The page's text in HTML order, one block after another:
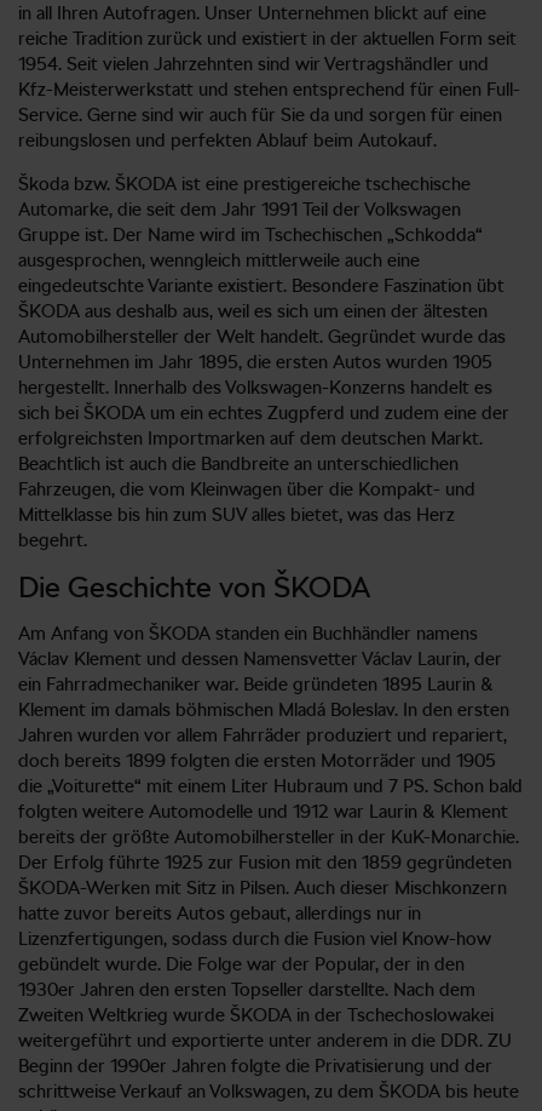
in all Ihren Autofragen. Unser Unternehmen blickt auf eine
reiche Tradition zurück und existiert in der aktuellen Form seit
1954. Seit vielen Jahrzehnten sind wir Vertragshändler und
Kfz-Meisterwerkstatt und stehen entsprechend für einen Full-
Service. Gerne sind wir auch für Sie da und sorgen für einen
reibungslosen und perfekten Ablauf beim Autokauf.
Škoda bzw. ŠKODA ist eine prestigereiche tschechische
Automarke, die seit dem Jahr 1991 Teil der Volkswagen
Gruppe ist. Der Name wird im Tschechischen „Schkodda“
ausgesprochen, wenngleich mittlerweile auch eine
eingedeutschte Variante existiert. Besondere Faszination übt
ŠKODA aus deshalb aus, weil es sich um einen der ältesten
Automobilhersteller der Welt handelt. Gegründet wurde das
Unternehmen im Jahr 1895, die ersten Autos wurden 1905
hergestellt. Innerhalb des Volkswagen-Konzerns handelt es
sich bei ŠKODA um ein echtes Zugpferd und zudem eine der
erfolgreichsten Importmarken auf dem deutschen Markt.
Beachtlich ist auch die Bandbreite an unterschiedlichen
Fahrzeugen, die vom Kleinwagen über die Kompakt- und
Mittelklasse bis hin zum SUV alles bietet, was das Herz
begehrt.
Die Geschichte von ŠKODA
Am Anfang von ŠKODA standen ein Buchhändler namens
Václav Klement und dessen Namensvetter Václav Laurin, der
ein Fahrradmechaniker war. Beide gründeten 1895 Laurin &
Klement im damals böhmischen Mladá Boleslav. In den ersten
Jahren wurden vor allem Fahrräder produziert und repariert,
doch bereits 1899 folgten die ersten Motorräder und 1905
die „Voiturette“ mit einem Liter Hubraum und 7 PS. Schon bald
folgten weitere Automodelle und 1912 war Laurin & Klement
bereits der größte Automobilhersteller in der KuK-Monarchie.
Der Erfolg führte 1925 zur Fusion mit den 1859 gegründeten
ŠKODA-Werken mit Sitz in Pilsen. Auch dieser Mischkonzern
hatte zuvor bereits Autos gebaut, allerdings nur in
Lizenzfertigungen, sodass durch die Fusion viel Know-how
gebündelt wurde. Die Folge war der Popular, der in den
1930er Jahren den ersten Topseller darstellte. Nach dem
Zweiten Weltkrieg wurde ŠKODA in der Tschechoslowakei
weitergeführt und exportierte unter anderem in die DDR. ZU
Beginn der 1990er Jahren folgte die Privatisierung und der
schrittweise Verkauf an Volkswagen, zu dem ŠKODA bis heute